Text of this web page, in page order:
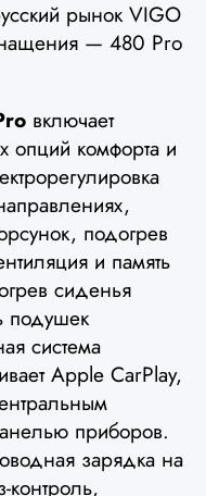
рынок VIGO
— 480 Pro
включает
опций комфорта и
подогрев
и память
сиденья
подушек
система
Apple CarPlay,
приборов.
зарядка на
контроль,